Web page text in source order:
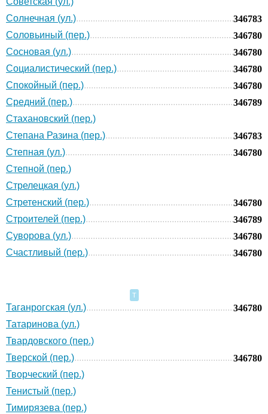
Солнечная (ул.)
346783
Соловьиный (пер.)
346780
Сосновая (ул.)
346780
Социалистический (пер.)
346780
Спокойный (пер.)
346780
Средний (пер.)
346789
Стахановский (пер.)
Степана Разина (пер.)
346783
Степная (ул.)
346780
Степной (пер.)
Стрелецкая (ул.)
Стретенский (пер.)
346780
Строителей (пер.)
346789
Суворова (ул.)
346780
Счастливый (пер.)
346780
Т
Таганрогская (ул.)
346780
Татаринова (ул.)
Твардовского (пер.)
Тверской (пер.)
346780
Творческий (пер.)
Тенистый (пер.)
Тимирязева (пер.)